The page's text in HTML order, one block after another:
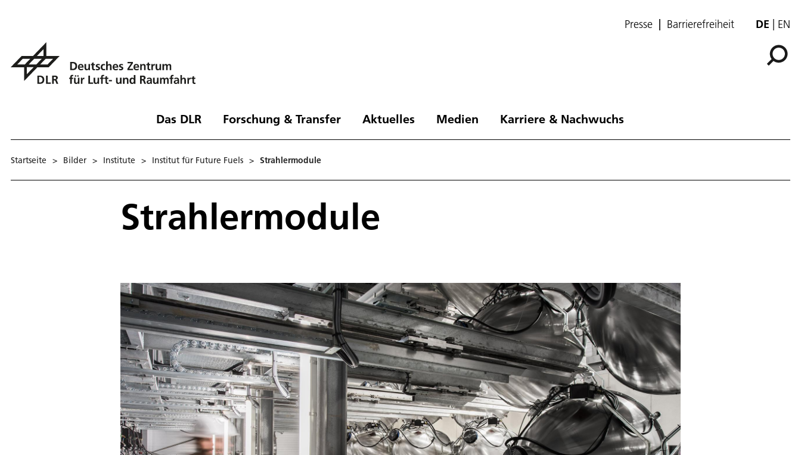
Presse Barrierefreiheit DE EN
Das DLR Forschung & Transfer Aktuelles Medien Karriere & Nachwuchs
Startseite > Bilder > Institute > Institut für Future Fuels > Strahlermodule
Strahlermodule